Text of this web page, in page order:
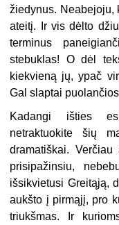
žiedynus. Neabejoju,
ateitį. Ir vis dėlto
terminus
stebuklas! O dėl
kiekvieną jų, ypač
Gal slaptai
Kadangi išties
netraktuokite šių
dramatiškai.
prisipažinsiu,
išsikvietusi Greitąją,
aukšto į pirmąjį, pro
triukšmas. Ir